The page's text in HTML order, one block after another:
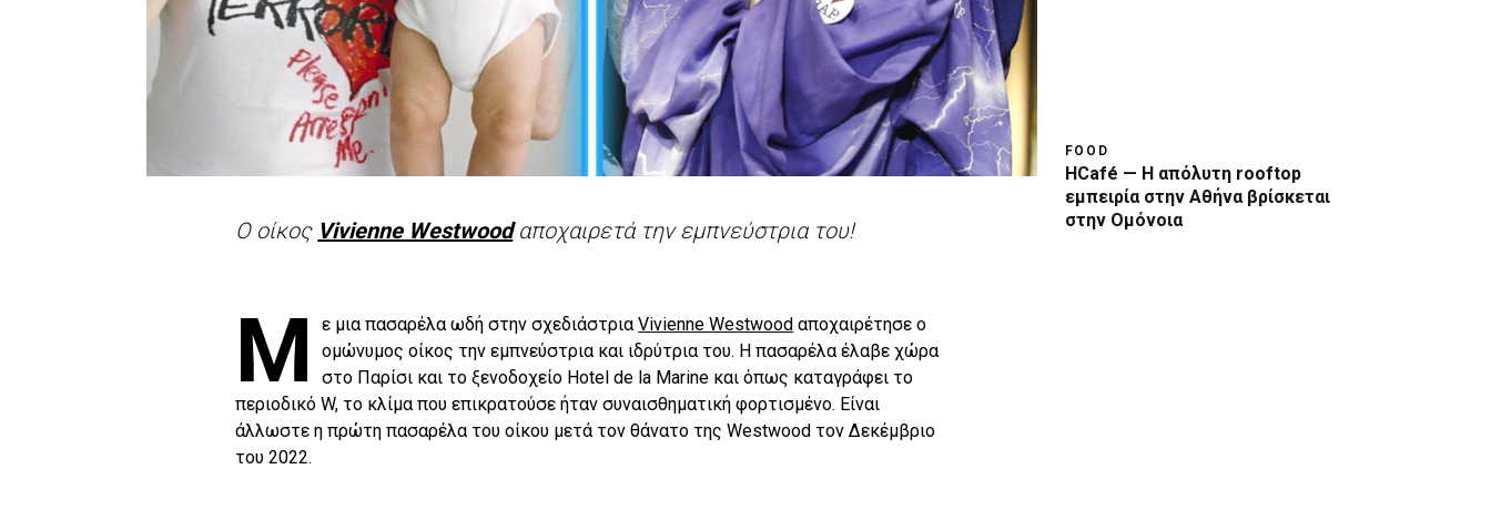
Ο οίκος Vivienne Westwoodαποχαιρετά την εμπνεύστρια του!
Μ ε μια πασαρέλα ωδή στην σχεδιάστριαVivienne Westwood αποχαιρέτησε ο
ομώνυμος οίκος την εμπνεύστρια και ιδρύτρια του. Η πασαρέλα έλαβε χώρα
στο Παρίσι και το ξενοδοχείο Hotel de la Marine και όπως καταγράφει το
περιοδικό W, το κλίμα που επικρατούσε ήταν συναισθηματική φορτισμένο. Είναι
άλλωστε η πρώτη πασαρέλα του οίκου μετά τον θάνατο της Westwood τον Δεκέμβριο
του 2022.
FOOD
HCafé — Η απόλυτη rooftop
εμπειρία στην Αθήνα βρίσκεται
στην Ομόνοια